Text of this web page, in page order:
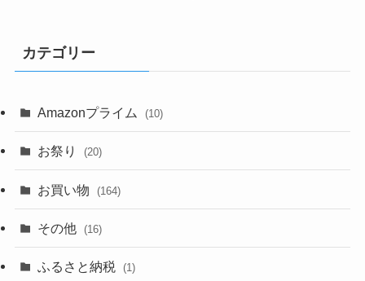
カテゴリー
Amazonプライム (10)
お祭り (20)
お買い物 (164)
その他 (16)
ふるさと納税 (1)